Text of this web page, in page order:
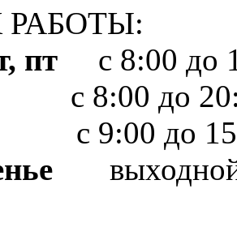
РАБОТЫ:
пт с 8:00 до
8:00 до
с 9:00 до